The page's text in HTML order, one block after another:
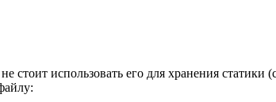
стоит использовать его для хранения